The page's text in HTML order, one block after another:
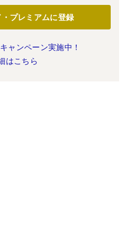
プレミアムに登録
ャンペーン実施中！
はこちら